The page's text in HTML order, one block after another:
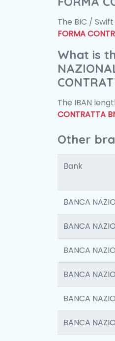
The BIC /
FORMA
What is
The IBAN
CONTRATTA
Other
Bank
BANCA
BANCA
BANCA
BANCA
BANCA
BANCA